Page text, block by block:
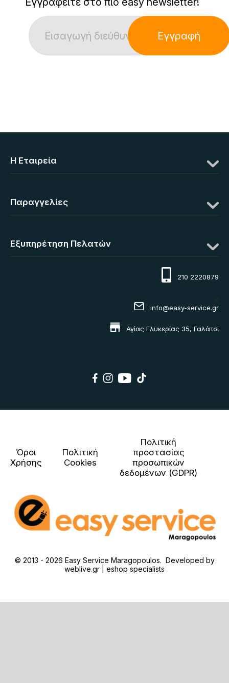
Εγγραφή
Η Eταιρεία
Παραγγελίες
Εξυπηρέτηση Πελατών
210 2220879
<
info@easy-service.gr
Αγίας Γλυκερίας 35, Γαλάτσι
Όροι
Χρήσης
Πολιτική
Cookies
Πολιτική
προστασίας
προσωπικών
δεδομένων (GDPR)
© 2013 - 2026 Easy Service Maragopoulos. Developed by
weblive.gr | eshop specialists